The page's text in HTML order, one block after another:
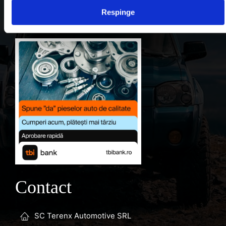
Respinge
Contact
SC Terenx Automotive SRL